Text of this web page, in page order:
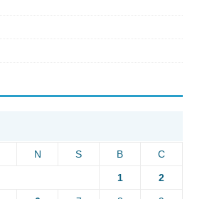
N S B C
1 2